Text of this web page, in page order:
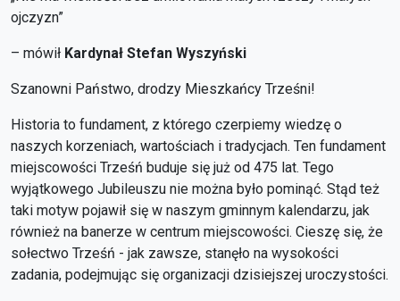
ojczyzn”
– mówił Kardynał Stefan Wyszyński
Szanowni Państwo, drodzy Mieszkańcy Trześni!
Historia to fundament, z którego czerpiemy wiedzę o
naszych korzeniach, wartościach i tradycjach. Ten fundament
miejscowości Trześń buduje się już od 475 lat. Tego
wyjątkowego Jubileuszu nie można było pominąć. Stąd też
taki motyw pojawił się w naszym gminnym kalendarzu, jak
również na banerze w centrum miejscowości. Cieszę się, że
sołectwo Trześń - jak zawsze, stanęło na wysokości
zadania, podejmując się organizacji dzisiejszej uroczystości.